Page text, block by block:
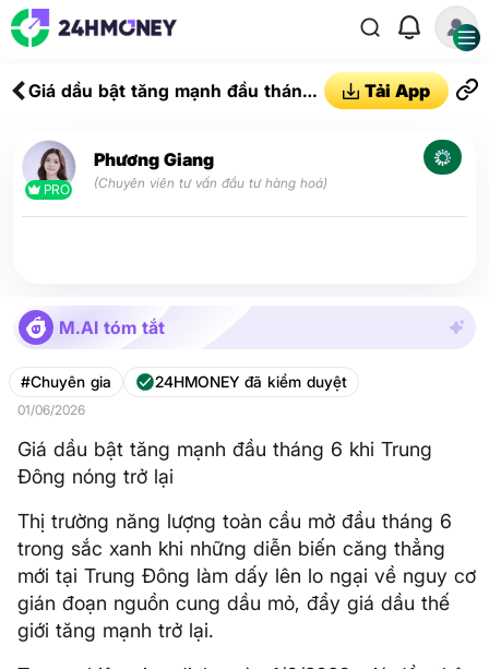
Giá dầu bật tăng mạnh đầu tháng
Tải App
PRO
Phương Giang
(Chuyên viên tư vấn đầu tư hàng hoá)
M.AI tóm tắt
#Chuyên gia 24HMONEY đã kiểm duyệt
01/06/2026
Giá dầu bật tăng mạnh đầu tháng 6 khi Trung
Đông nóng trở lại
Thị trường năng lượng toàn cầu mở đầu tháng 6
trong sắc xanh khi những diễn biến căng thẳng
mới tại Trung Đông làm dấy lên lo ngại về nguy cơ
gián đoạn nguồn cung dầu mỏ, đẩy giá dầu thế
giới tăng mạnh trở lại.